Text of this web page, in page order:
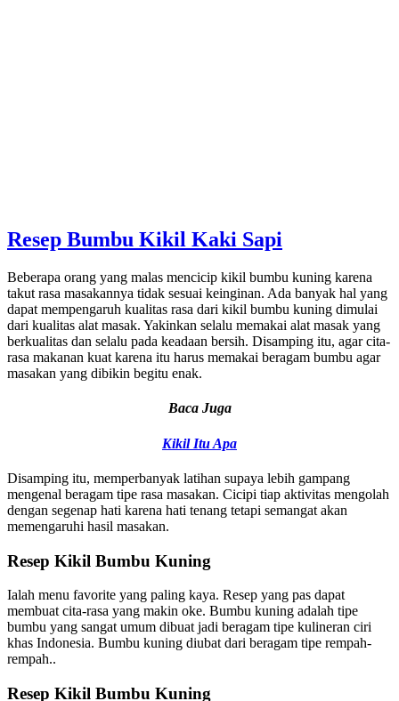
Resep Bumbu Kikil Kaki Sapi
Beberapa orang yang malas mencicip kikil bumbu kuning karena
takut rasa masakannya tidak sesuai keinginan. Ada banyak hal yang
dapat mempengaruh kualitas rasa dari kikil bumbu kuning dimulai
dari kualitas alat masak. Yakinkan selalu memakai alat masak yang
berkualitas dan selalu pada keadaan bersih. Disamping itu, agar cita-
rasa makanan kuat karena itu harus memakai beragam bumbu agar
masakan yang dibikin begitu enak.
Baca Juga
Kikil Itu Apa
Disamping itu, memperbanyak latihan supaya lebih gampang
mengenal beragam tipe rasa masakan. Cicipi tiap aktivitas mengolah
dengan segenap hati karena hati tenang tetapi semangat akan
memengaruhi hasil masakan.
Resep Kikil Bumbu Kuning
Ialah menu favorite yang paling kaya. Resep yang pas dapat
membuat cita-rasa yang makin oke. Bumbu kuning adalah tipe
bumbu yang sangat umum dibuat jadi beragam tipe kulineran ciri
khas Indonesia. Bumbu kuning diubat dari beragam tipe rempah-
rempah..
Resep Kikil Bumbu Kuning